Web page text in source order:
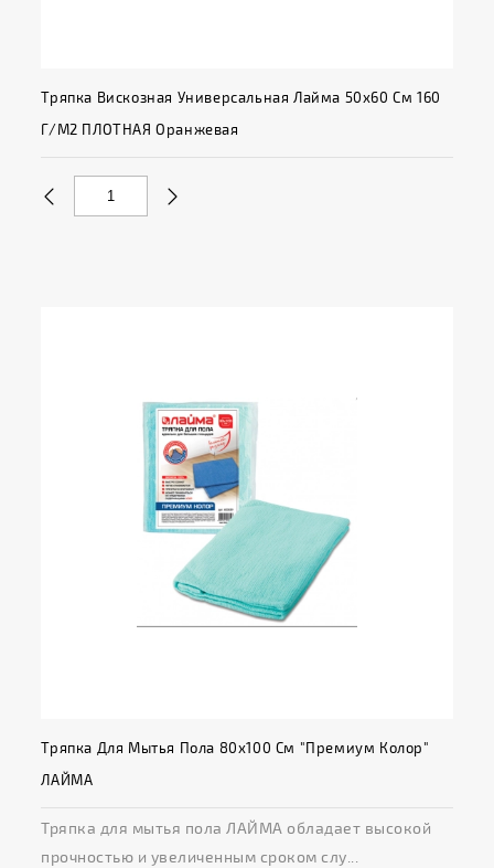
Тряпка Вискозная Универсальная Лайма 50х60 См 160
Г/м2 ПЛОТНАЯ Оранжевая
Тряпка Для Мытья Пола 80х100 См "Премиум Колор"
ЛАЙМА
Тряпка для мытья пола ЛАЙМА обладает высокой
прочностью и увеличенным сроком слу...